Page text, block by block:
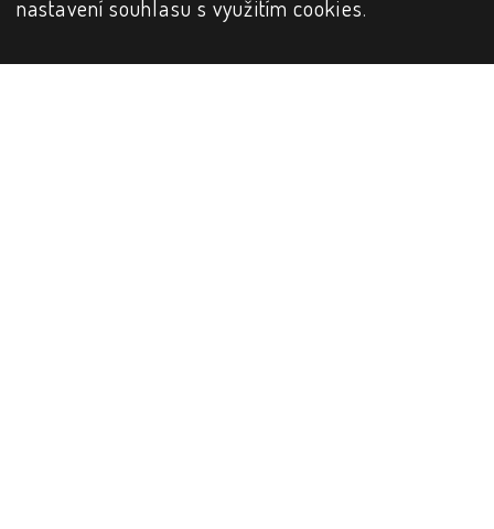
nastavení souhlasu s využitím cookies.